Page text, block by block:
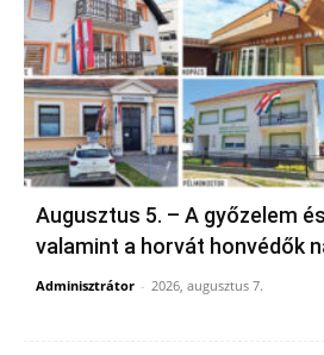
Augusztus 5. – A győzelem
valamint a horvát honvédők
Adminisztrátor - 2026, augusztus 7.